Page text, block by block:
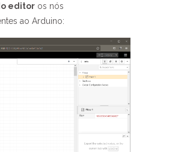
editor os nós
ao Arduino: